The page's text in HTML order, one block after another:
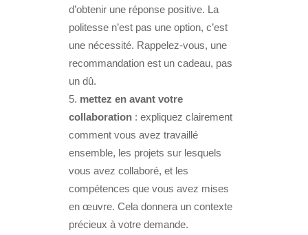
d’obtenir une réponse positive. La
politesse n’est pas une option, c’est
une nécessité. Rappelez-vous, une
recommandation est un cadeau, pas
un dû.
mettez en avant votre
collaboration : expliquez clairement
comment vous avez travaillé
ensemble, les projets sur lesquels
vous avez collaboré, et les
compétences que vous avez mises
en œuvre. Cela donnera un contexte
précieux à votre demande.